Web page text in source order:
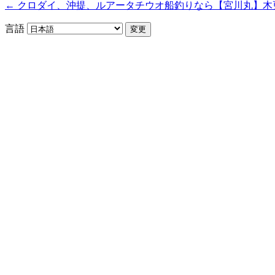
← クロダイ、沖提、ルアータチウオ船釣りなら【宮川丸】木
言語